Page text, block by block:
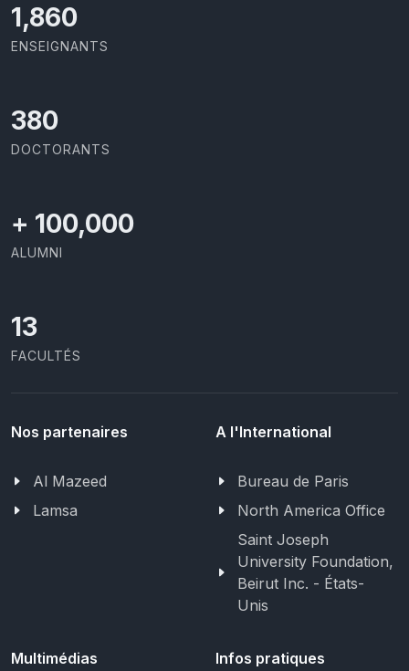
2,086
ENSEIGNANTS
426
DOCTORANTS
+ 100,000
ALUMNI
13
FACULTÉS
Nos partenaires
Al Mazeed
Lamsa
A l'International
Bureau de Paris
North America Office
Saint Joseph
University Foundation,
Beirut Inc. - États-
Unis
Multimédias Infos pratiques